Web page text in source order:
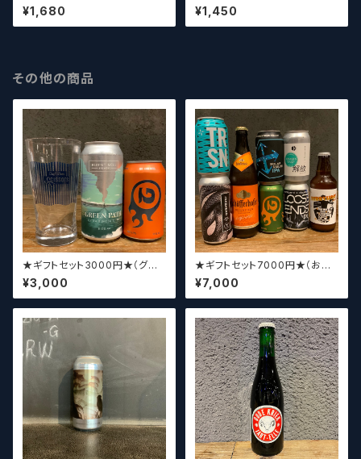
¥1,680 ¥1,450
その他の商品
★ギフトセット3000円★（グラ
スセット）【クラフトビール】
¥3,000
★ギフトセット7000円★（お好
みに合わせて5～8本チョイスさ
せていただきます）【クラフトビー
ル】
¥7,000